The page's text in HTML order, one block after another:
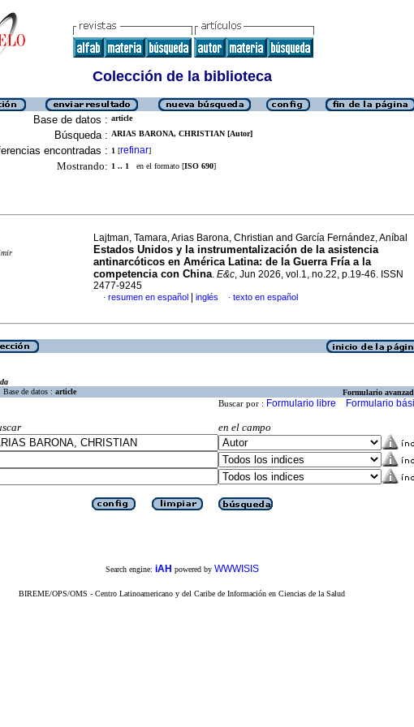
Colección de la biblioteca
Base de datos : article
Búsqueda : ARIAS BARONA, CHRISTIAN [Autor]
encontradas : 1 [refinar]
Mostrando: 1 .. 1 en el formato [ISO 690]
Lajtman, Tamara, Arias Barona, Christian and García Fernández, Aníbal
Estados Unidos y la instrumentalización de la asistencia
antinarcóticos en América Latina: de la Guerra Fría a la
competencia con China. E&c, Jun 2026, vol.1, no.22, p.19-46. ISSN
2477-9245
· resumen en español inglés · texto en español
Base de datos : article Formulario
Buscar por : Formulario libre Formulario
en el campo
Search engine: iAH powered by WWWISIS
BIREME/OPS/OMS - Centro Latinoamericano y del Caribe de Información en Ciencias de la Salud